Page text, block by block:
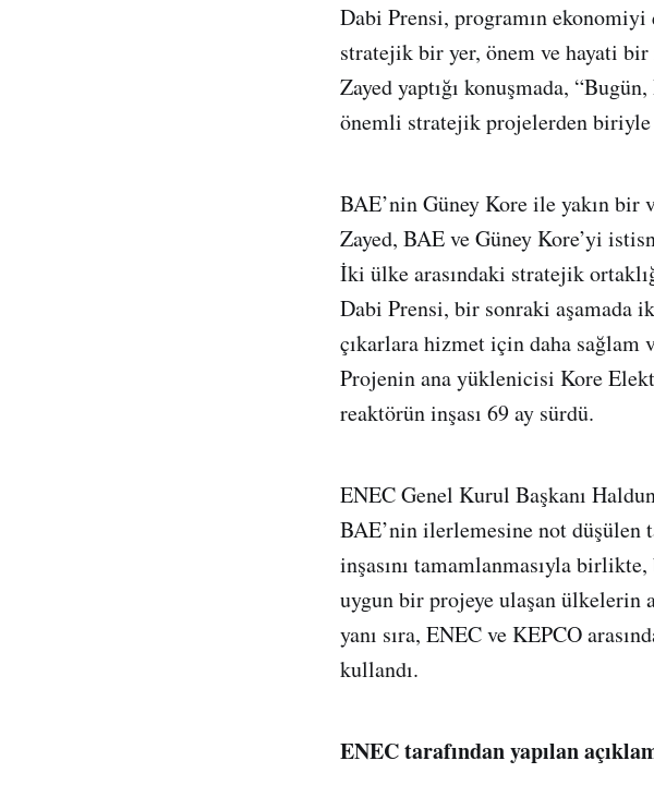
Dabi Prensi, programın
stratejik bir yer, önem ve hayati
Zayed yaptığı konuşmada,
önemli stratejik projelerden
BAE’nin Güney Kore ile yakın
Zayed, BAE ve Güney Kore’yi
İki ülke arasındaki stratejik
Dabi Prensi, bir sonraki aşamada
çıkarlara hizmet için daha sağlam
Projenin ana yüklenicisi Kore
reaktörün inşası 69 ay sürdü.
ENEC Genel Kurul Başkanı
BAE’nin ilerlemesine not
inşasını tamamlanmasıyla
uygun bir projeye ulaşan ülkelerin
yanı sıra, ENEC ve KEPCO
kullandı.
ENEC tarafından yapılan